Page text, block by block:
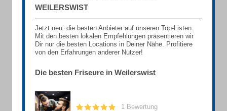
WEILERSWIST
Jetzt neu: die besten Anbieter auf unseren Top-Listen.
Mit den besten lokalen Empfehlungen präsentieren wir
Dir nur die besten Locations in Deiner Nähe. Profitiere
von den Erfahrungen anderer Nutzer!
Die besten Friseure in Weilerswist
1 Bewertung